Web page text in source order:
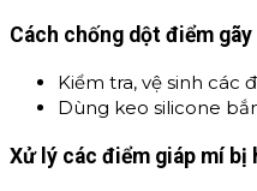
Cách chống dột điểm
Kiểm tra, vệ sinh các
Dùng keo silicone
Xử lý các điểm giáp mí bị